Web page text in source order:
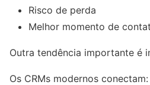
Risco de perda
Melhor momento de
Outra tendência importante é
Os CRMs modernos conectam: